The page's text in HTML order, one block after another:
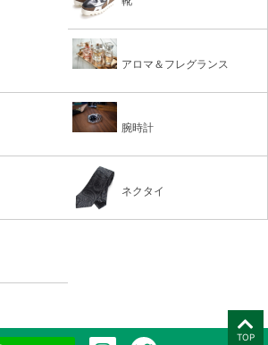
アロマ＆フレグランス
腕時計
ネクタイ
TOP